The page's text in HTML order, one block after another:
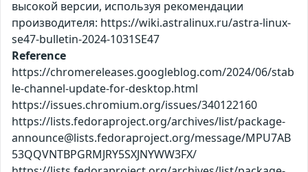
высокой версии, используя рекомендации
производителя: https://wiki.astralinux.ru/astra-linux-
se47-bulletin-2024-1031SE47
Reference
https://chromereleases.googleblog.com/2024/06/stab
le-channel-update-for-desktop.html
https://issues.chromium.org/issues/340122160
https://lists.fedoraproject.org/archives/list/package-
announce@lists.fedoraproject.org/message/MPU7AB
53QQVNTBPGRMJRY5SXJNYWW3FX/